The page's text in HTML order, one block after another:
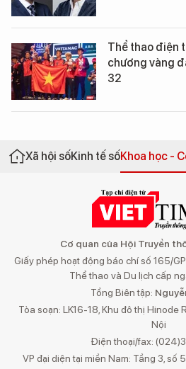
Thể thao điện
chương vàng
32
Xã hội sốKinh tế sốKhoa học -
Cơ quan của Hội Truyền
Giấy phép hoạt động báo chí số 165/
Thể thao và Du lịch cấp
Tổng Biên tập:
Tòa soạn: LK16-18, Khu đô thị Hinode
Nội
Điện thoại/fax:
VP đại diện tại miền Nam: Tầng 3, số